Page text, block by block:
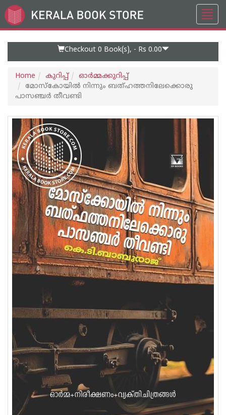
Go
to
Checkout 0 Book(s), - Rs 0.00
Home കുറിപ്പ്‌
ഓര്‍മ്മക്കുറിപ്പ്‌
മോസ്കോയിൽ നിന്നും ബത്ഹത്തനിലേക്കൊരു
പാസഞ്ചർ തീവണ്ടി